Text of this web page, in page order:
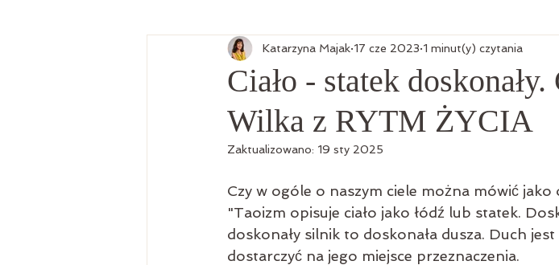
sprawczość, odporność psychiczna
Ciało - statek
Wilka z RYTM ŻYCIA
Katarzyna Majak 17 cze 2023 1 minut(y) czytania
Zaktualizowano: 19 sty 2025
Czy w ogóle o naszym ciele można mówić jako
"Taoizm opisuje ciało jako łódź lub statek.
doskonały silnik to doskonała dusza. Duch
dostarczyć na jego miejsce przeznaczenia.